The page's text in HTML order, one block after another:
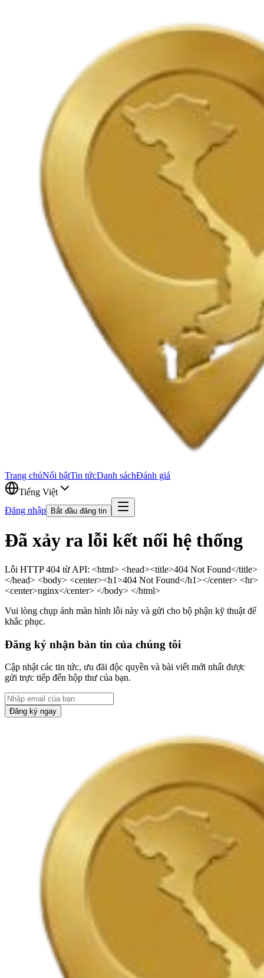
Trang chủNổi bậtTin tứcDanh sáchĐánh giá
Tiếng Việt
Đăng nhập
Bắt đầu đăng tin
Đã xảy ra lỗi kết nối hệ thống
Lỗi HTTP 404 từ API: <html> <head><title>404 Not Found</title>
</head> <body> <center><h1>404 Not Found</h1></center> <hr>
<center>nginx</center> </body> </html>
Vui lòng chụp ảnh màn hình lỗi này và gửi cho bộ phận kỹ thuật để
khắc phục.
Đăng ký nhận bản tin của chúng tôi
Cập nhật các tin tức, ưu đãi độc quyền và bài viết mới nhất được
gửi trực tiếp đến hộp thư của bạn.
Đăng ký ngay